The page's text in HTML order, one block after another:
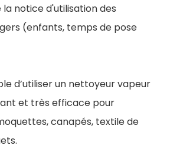
la notice d'utilisation des
(enfants, temps de pose
d’utiliser un nettoyeur vapeur
et très efficace pour
canapés, textile de